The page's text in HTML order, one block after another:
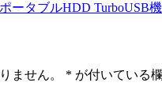
ータブルHDD TurboUSB
ません。 * が付いている